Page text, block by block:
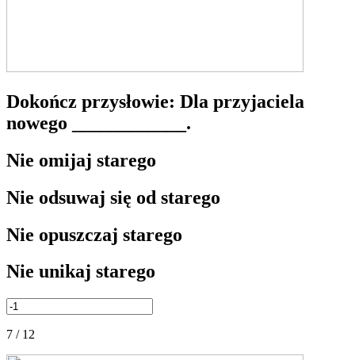
Dokończ przysłowie: Dla przyjaciela
nowego ____________.
Nie omijaj starego
Nie odsuwaj się od starego
Nie opuszczaj starego
Nie unikaj starego
7 / 12